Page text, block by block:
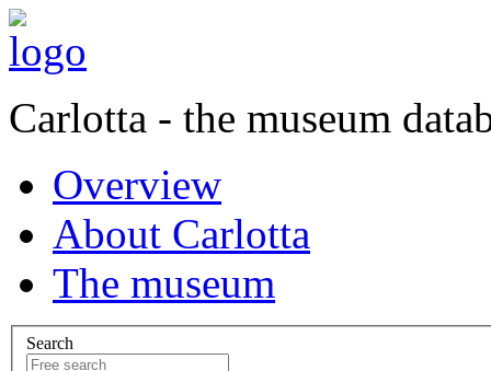
Carlotta - the museum
Overview
About Carlotta
The museum
Search